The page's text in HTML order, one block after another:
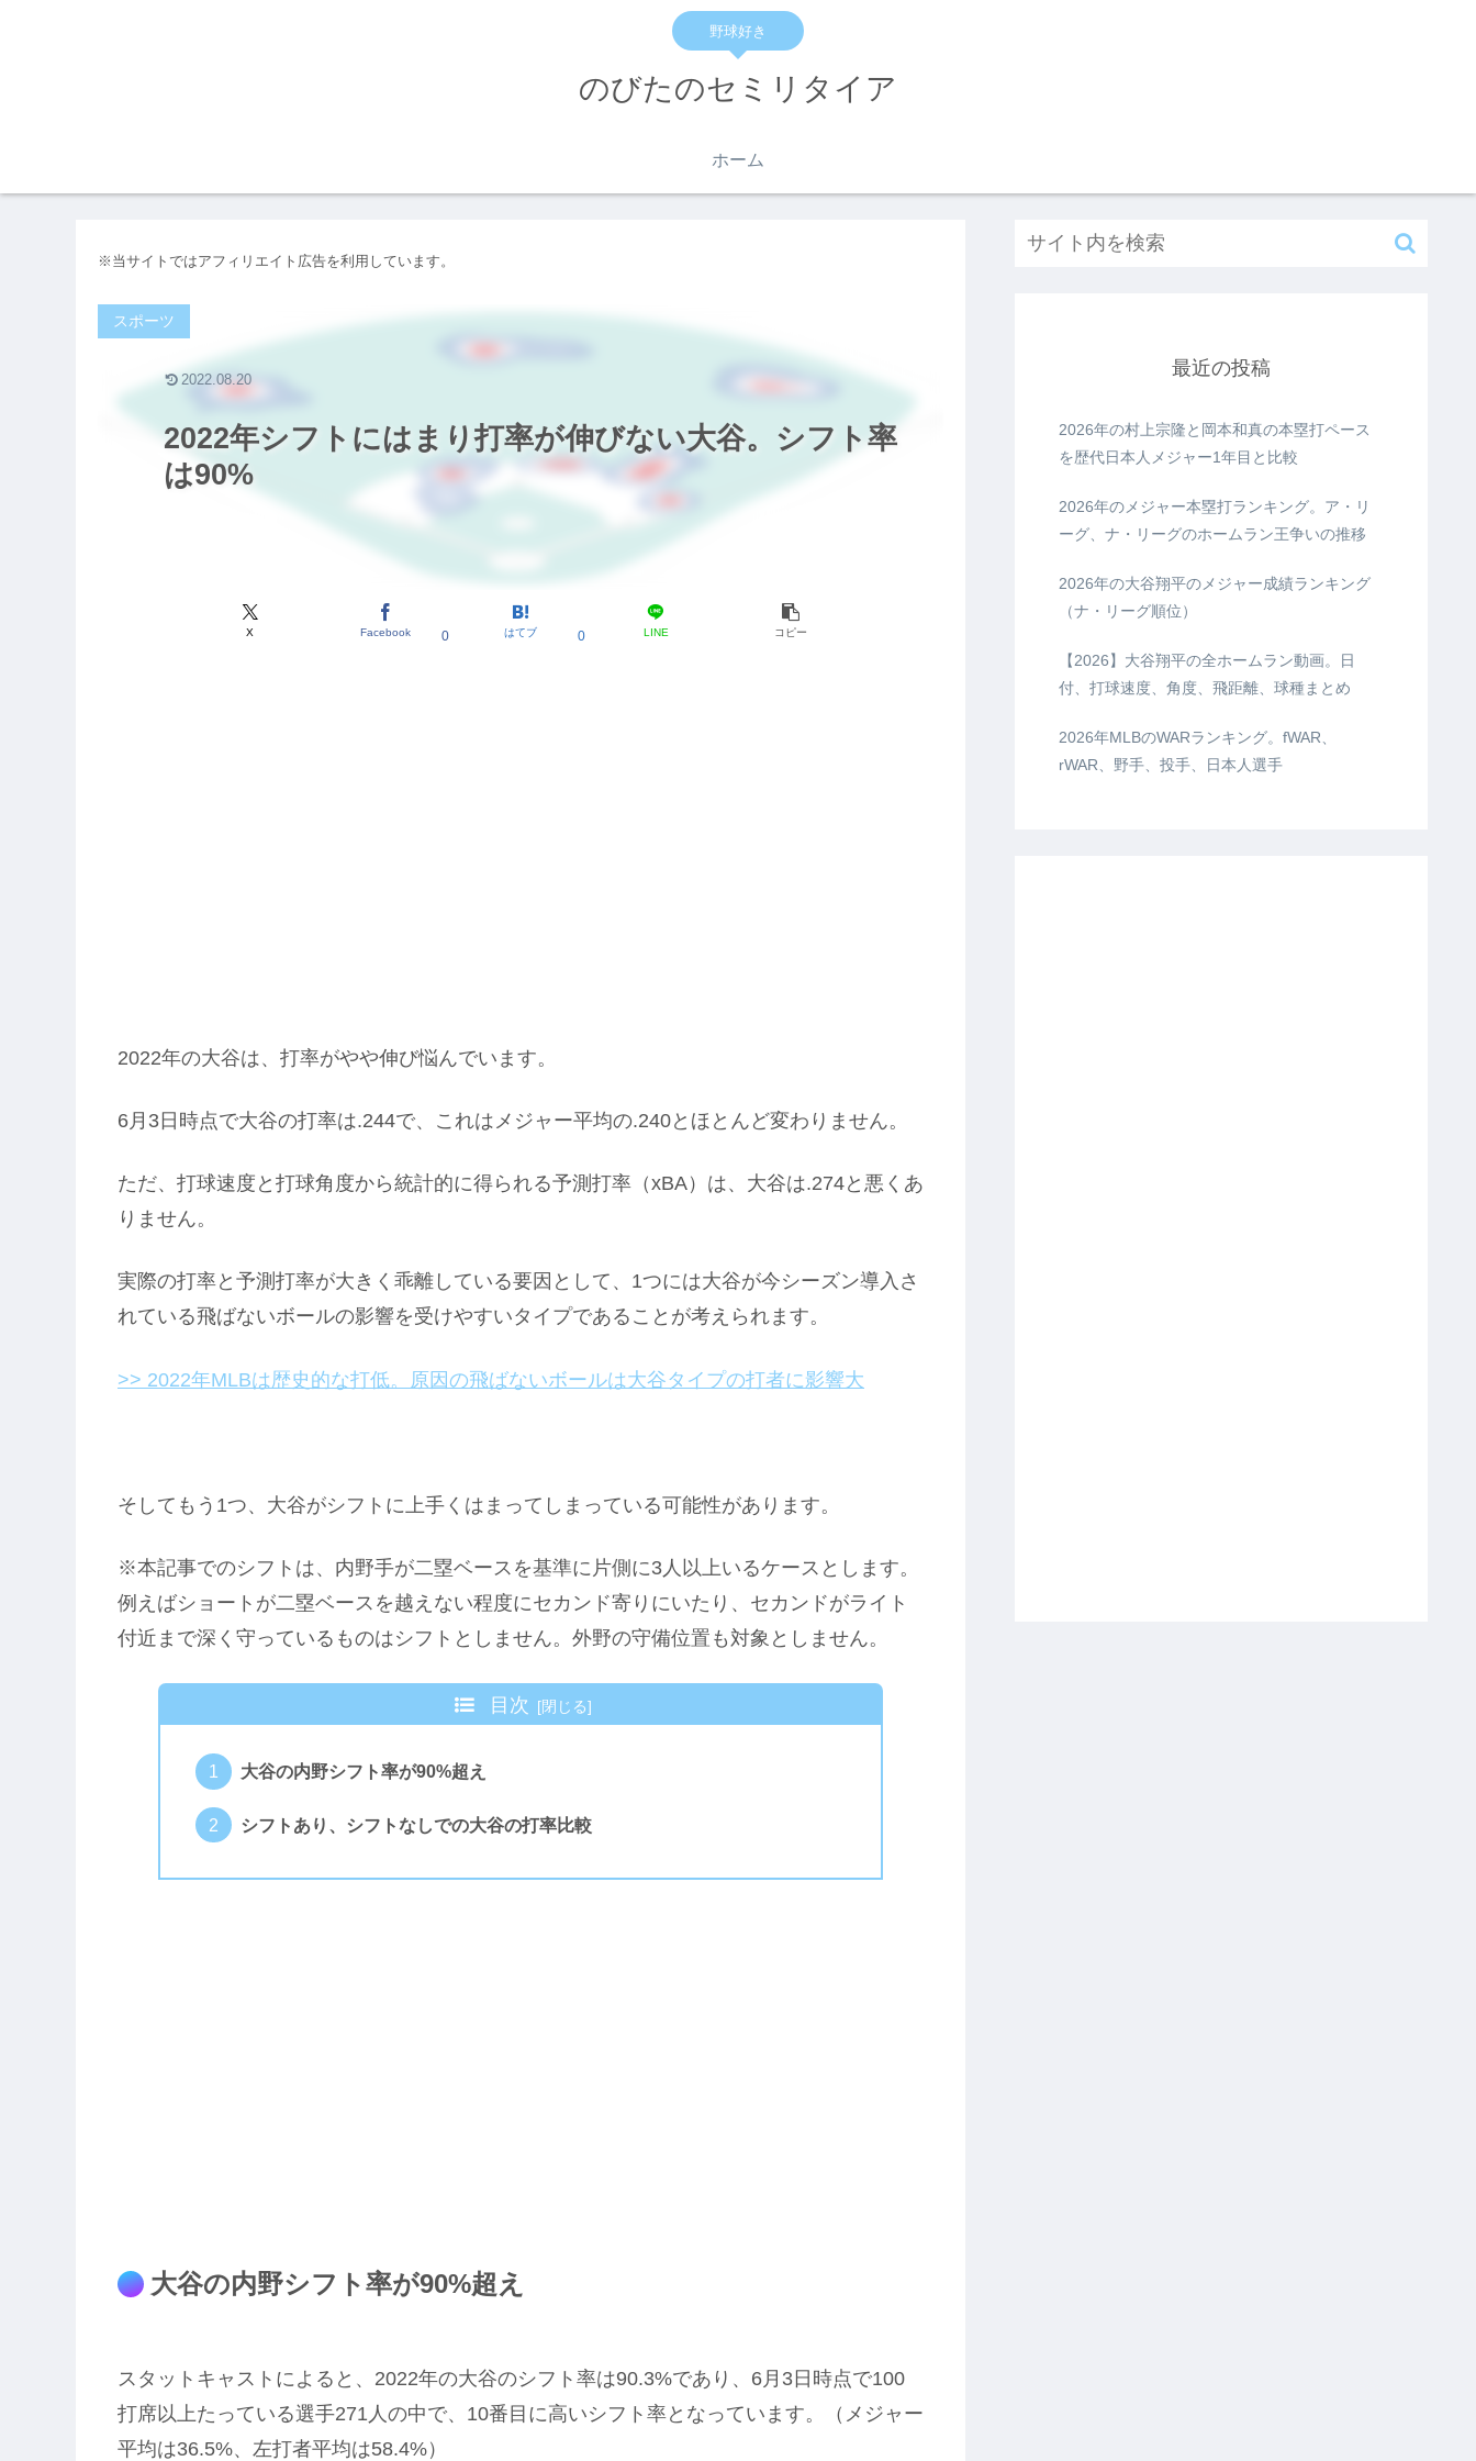
野球好き
のびたのセミリタイア
ホーム
※当サイトではアフィリエイト広告を利用しています。
2022年シフトにはまり打率が伸びない大谷。シフト率
は90%
スポーツ
X Facebook 0 はてブ 0 LINE コピー
2022.08.20
2022年の大谷は、打率がやや伸び悩んでいます。
6月3日時点で大谷の打率は.244で、これはメジャー平均の.240とほとんど変わりません。
ただ、打球速度と打球角度から統計的に得られる予測打率（xBA）は、大谷は.274と悪くあ
りません。
実際の打率と予測打率が大きく乖離している要因として、1つには大谷が今シーズン導入さ
れている飛ばないボールの影響を受けやすいタイプであることが考えられます。
>> 2022年MLBは歴史的な打低。原因の飛ばないボールは大谷タイプの打者に影響大
そしてもう1つ、大谷がシフトに上手くはまってしまっている可能性があります。
※本記事でのシフトは、内野手が二塁ベースを基準に片側に3人以上いるケースとします。
例えばショートが二塁ベースを越えない程度にセカンド寄りにいたり、セカンドがライト
付近まで深く守っているものはシフトとしません。外野の守備位置も対象としません。
目次
大谷の内野シフト率が90%超え
シフトあり、シフトなしでの大谷の打率比較
大谷の内野シフト率が90%超え
スタットキャストによると、2022年の大谷のシフト率は90.3%であり、6月3日時点で100
打席以上たっている選手271人の中で、10番目に高いシフト率となっています。（メジャー
平均は36.5%、左打者平均は58.4%）
最近の投稿
2026年の村上宗隆と岡本和真の本塁打ペース
を歴代日本人メジャー1年目と比較
2026年のメジャー本塁打ランキング。ア・リ
ーグ、ナ・リーグのホームラン王争いの推移
2026年の大谷翔平のメジャー成績ランキング
（ナ・リーグ順位）
【2026】大谷翔平の全ホームラン動画。日
付、打球速度、角度、飛距離、球種まとめ
2026年MLBのWARランキング。fWAR、
rWAR、野手、投手、日本人選手